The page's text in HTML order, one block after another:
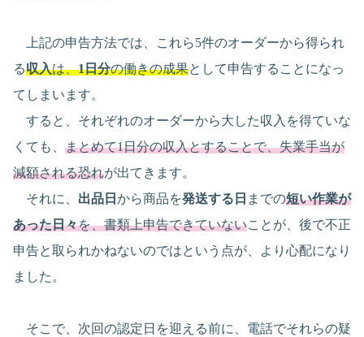
上記の申告方法では、これら5件のオーダーから得られ
る収入は、1日分の働きの成果として申告することになっ
てしまいます。
すると、それぞれのオーダーから大した収入を得ていな
くても、 まとめて1日分の収入とすることで、失業手当が
減額される恐れが出てきます。
それに、 出品日 から商品を発送する日 までの短い作業が
あった日々を、書類上申告できていないことが、後で不正
申告と取られかねないのではという点が、より心配になり
ました。
そこで、次回の認定日を迎える前に、電話でそれらの疑